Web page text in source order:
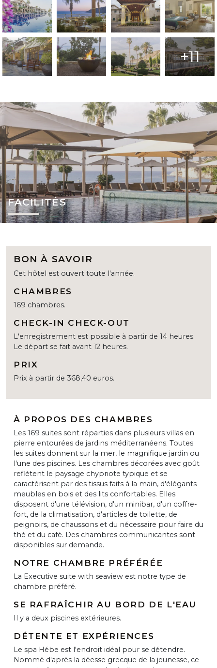
+11
FACILITÉS
BON À SAVOIR
Cet hôtel est ouvert toute l'année.
CHAMBRES
169 chambres.
CHECK-IN CHECK-OUT
L'enregistrement est possible à partir de 14 heures.
Le départ se fait avant 12 heures.
PRIX
Prix à partir de 368,40 euros.
À PROPOS DES CHAMBRES
Les 169 suites sont réparties dans plusieurs villas en
pierre entourées de jardins méditerranéens. Toutes
les suites donnent sur la mer, le magnifique jardin ou
l'une des piscines. Les chambres décorées avec goût
reflètent le paysage chypriote typique et se
caractérisent par des tissus faits à la main, d'élégants
meubles en bois et des lits confortables. Elles
disposent d'une télévision, d'un minibar, d'un coffre-
fort, de la climatisation, d'articles de toilette, de
peignoirs, de chaussons et du nécessaire pour faire du
thé et du café. Des chambres communicantes sont
disponibles sur demande.
NOTRE CHAMBRE PRÉFÉRÉE
La Executive suite with seaview est notre type de
chambre préféré.
SE RAFRAÎCHIR AU BORD DE L'EAU
Il y a deux piscines extérieures.
DÉTENTE ET EXPÉRIENCES
Le spa Hébe est l'endroit idéal pour se détendre.
Nommé d'après la déesse grecque de la jeunesse, ce